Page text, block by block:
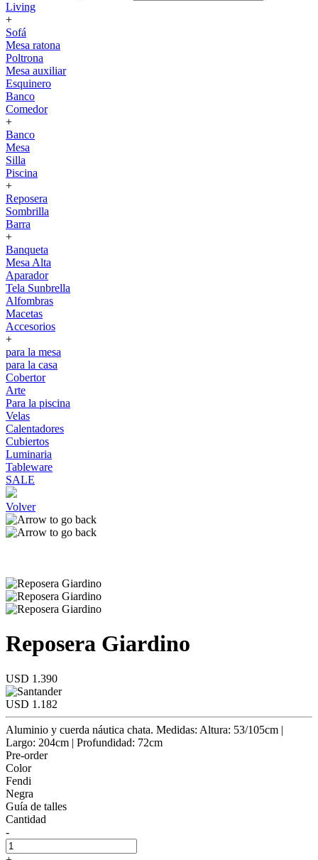
Living
+
Sofá
Mesa ratona
Poltrona
Mesa auxiliar
Esquinero
Banco
Comedor
+
Banco
Mesa
Silla
Piscina
+
Reposera
Sombrilla
Barra
+
Banqueta
Mesa Alta
Aparador
Tela Sunbrella
Alfombras
Macetas
Accesorios
+
para la mesa
para la casa
Cobertor
Arte
Para la piscina
Velas
Calentadores
Cubiertos
Luminaria
Tableware
SALE
Volver
Reposera Giardino
USD 1.390
USD 1.182
Aluminio y cuerda náutica chata. Medidas: Altura: 53/105cm |
Largo: 204cm | Profundidad: 72cm
Pre-order
Color
Fendi
Negra
Guía de talles
Cantidad
-